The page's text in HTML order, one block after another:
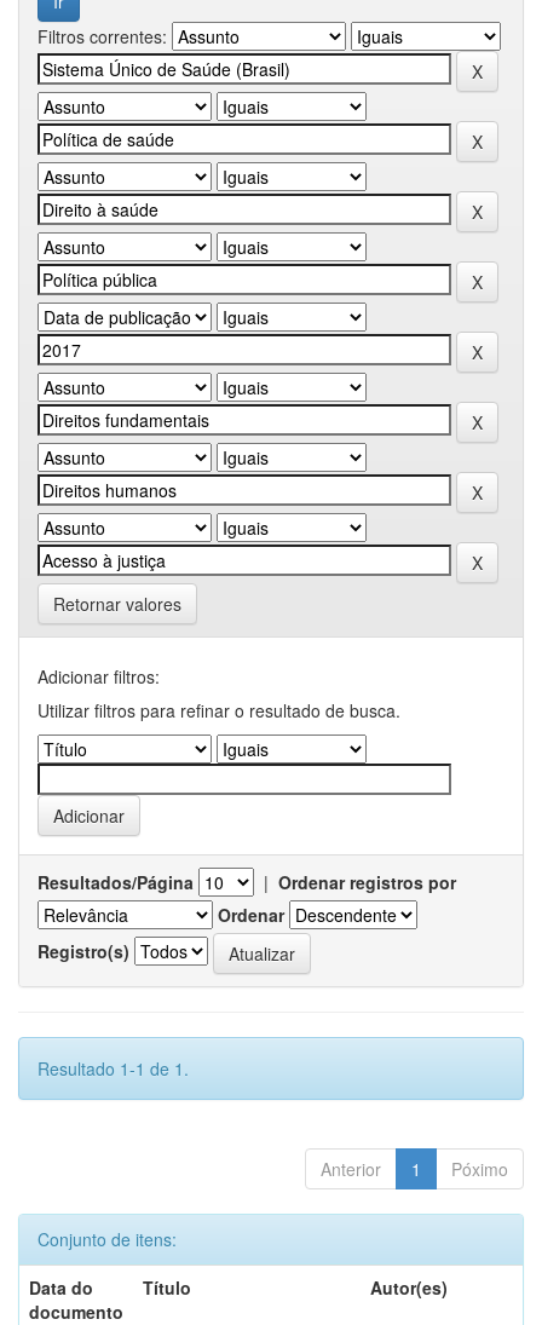
Filtros correntes:
Retornar valores
Adicionar filtros:
Utilizar filtros para refinar o resultado de busca.
Resultados/Página | Ordenar registros por
Ordenar
Registro(s)
Resultado 1-1 de 1.
Anterior 1 Póximo
Conjunto de itens:
Data do
documento
Título Autor(es)